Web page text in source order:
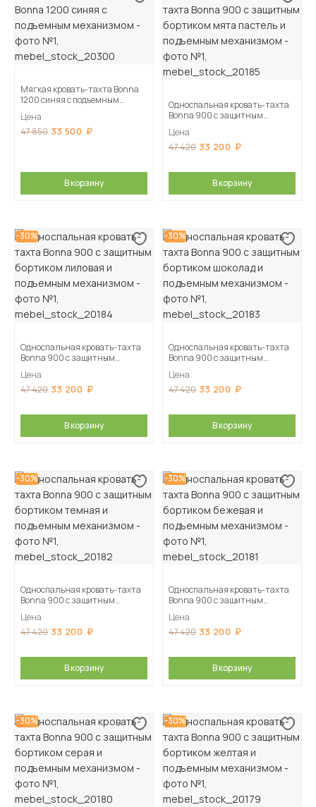
Мягкая кровать-тахта Bonna
1200 синяя c подъемным
Цена
47 850 33 500
В корзину
Односпальная кровать-тахта
Bonna 900 с защитным
подъемным механизмом
Цена
47 420 33 200
В корзину
-30%
Односпальная кровать-тахта
Bonna 900 с защитным
механизмом
Цена
47 420 33 200
В корзину
-30%
Односпальная кровать-тахта
Bonna 900 с защитным
механизмом
Цена
47 420 33 200
В корзину
-30%
Односпальная кровать-тахта
Bonna 900 с защитным
механизмом
Цена
47 420 33 200
В корзину
-30%
Односпальная кровать-тахта
Bonna 900 с защитным
механизмом
Цена
47 420 33 200
В корзину
-30% -30%